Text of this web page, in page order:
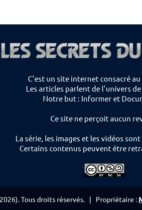
C'est un site internet consacré
Les articles parlent de l'univers de
Notre but : Informer et
Ce site ne perçoit aucun
La série, les images et les vidéos
Certains contenus peuvent être
Tous droits réservés. | Propriétaire :